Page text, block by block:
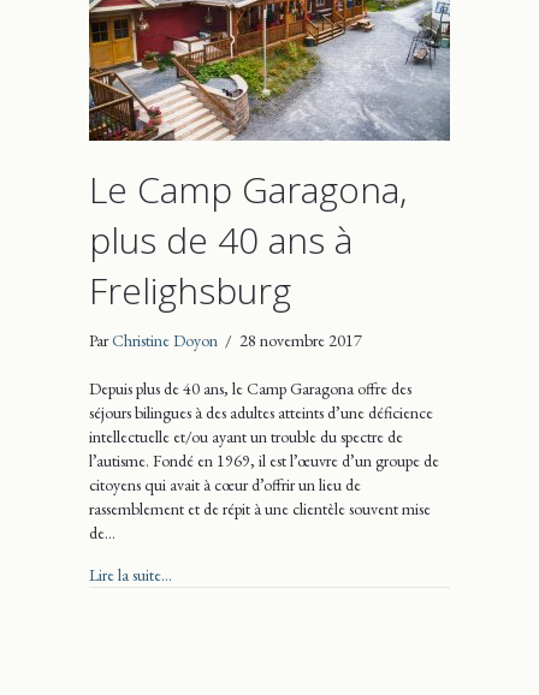
Le Camp Garagona,
plus de 40 ans à
Frelighsburg
ParChristine Doyon / 28 novembre 2017
Depuis plus de 40 ans, le Camp Garagona offre des
séjours bilingues à des adultes atteints d’une déficience
intellectuelle et/ou ayant un trouble du spectre de
l’autisme. Fondé en 1969, il est l’œuvre d’un groupe de
citoyens qui avait à cœur d’offrir un lieu de
rassemblement et de répit à une clientèle souvent mise
de…
Lire la suite...